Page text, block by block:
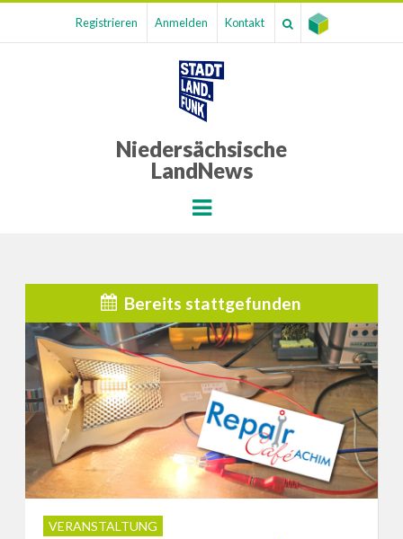
Registrieren Anmelden Kontakt
Niedersächsische
LandNews
Menu
Bereits stattgefunden
VERANSTALTUNG